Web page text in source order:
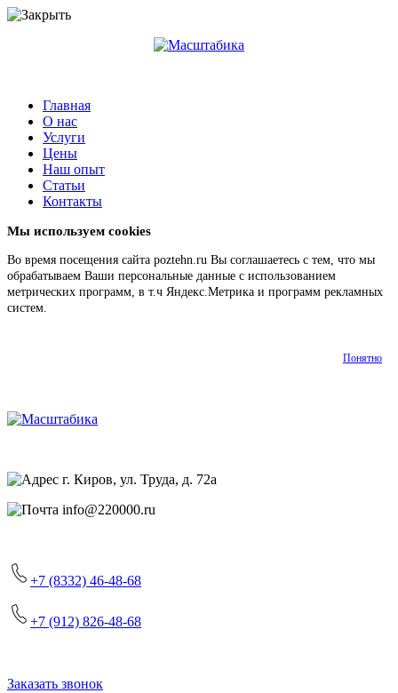
Главная
О нас
Услуги
Цены
Наш опыт
Статьи
Контакты
Мы используем cookies
Во время посещения сайта poztehn.ru Вы соглашаетесь с тем, что мы
обрабатываем Ваши персональные данные с использованием
метрических программ, в т.ч Яндекс.Метрика и программ рекламных
систем.
Понятно
г. Киров, ул. Труда, д. 72а
info@220000.ru
+7 (8332) 46-48-68
+7 (912) 826-48-68
Заказать звонок